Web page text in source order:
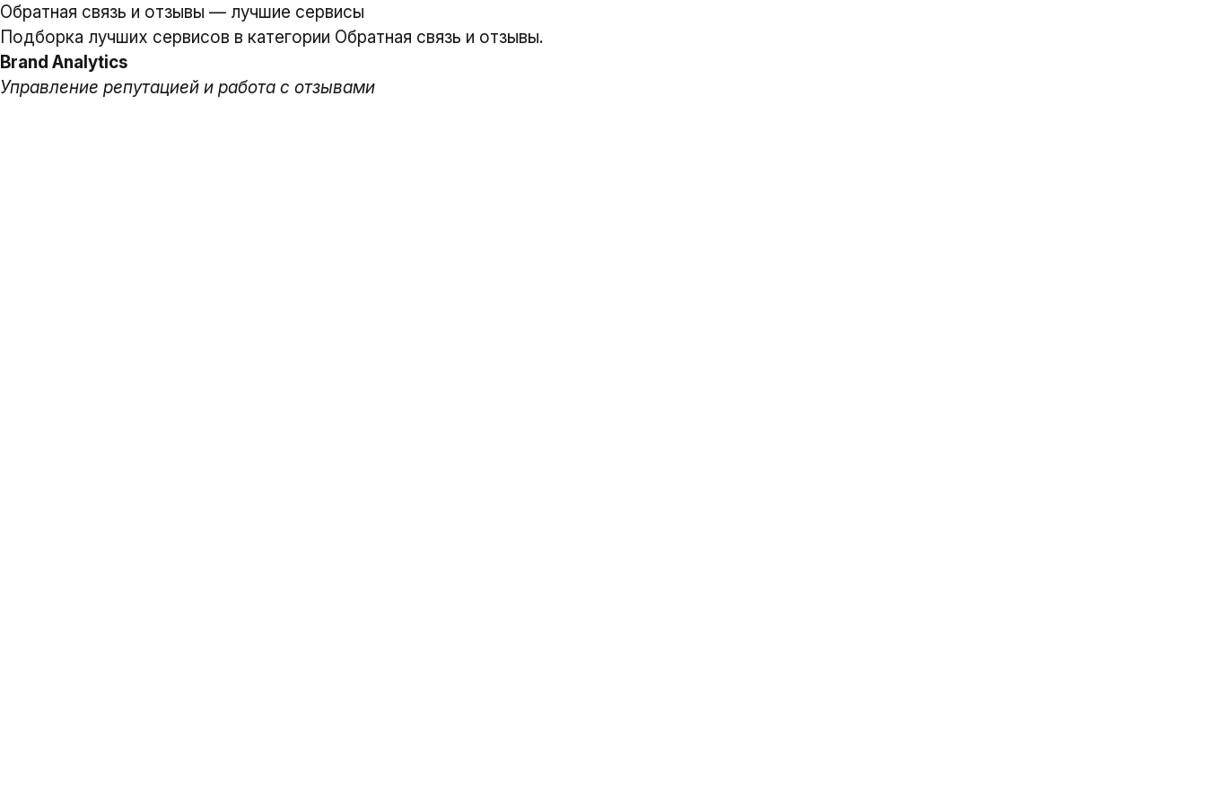
Обратная связь и отзывы — лучшие сервисы
Подборка лучших сервисов в категории Обратная связь и отзывы.
Brand Analytics
Управление репутацией и работа с отзывами